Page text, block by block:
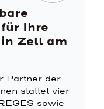
Ihre
Zell am
Partner der
stattet vier
sowie